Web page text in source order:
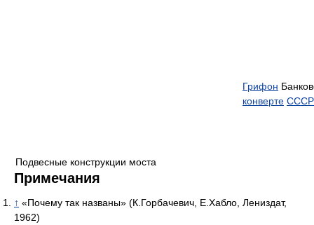
Подвесные конструкции моста
Грифон
конверте СССР
Примечания
↑ «Почему так названы» (К.Горбачевич, Е.Хабло, Лениздат,
1962)